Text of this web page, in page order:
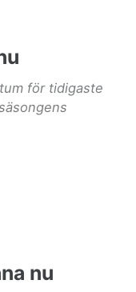
för tidigaste
nu